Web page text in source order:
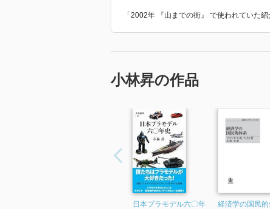
「2002年 『山までの街』 で使われていた
小林昇の作品
日本プラモデル六〇年
経済学の国民